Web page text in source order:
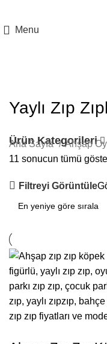
Menu
Yaylı Zıp
Ürün Kategorileri
Ana Sayfa Ahşap
11 sonucun tümü
Filtreyi Görüntüle